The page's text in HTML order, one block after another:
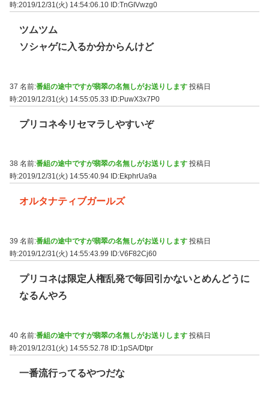
時:2019/12/31(火) 14:54:06.10 ID:TnGIVwzg0
ツムツム
ソシャゲに入るか分からんけど
37 名前:番組の途中ですが翡翠の名無しがお送りします 投稿日
時:2019/12/31(火) 14:55:05.33 ID:PuwX3x7P0
プリコネ今リセマラしやすいぞ
38 名前:番組の途中ですが翡翠の名無しがお送りします 投稿日
時:2019/12/31(火) 14:55:40.94 ID:EkphrUa9a
オルタナティブガールズ
39 名前:番組の途中ですが翡翠の名無しがお送りします 投稿日
時:2019/12/31(火) 14:55:43.99
ID:V6F82Cj60
プリコネは限定人権乱発で毎回引かないとめんどうに
なるんやろ
40 名前:番組の途中ですが翡翠の名無しがお送りします 投稿日
時:2019/12/31(火) 14:55:52.78 ID:1pSA/Dtpr
一番流行ってるやつだな